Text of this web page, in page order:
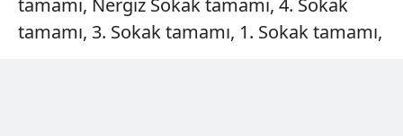
tamamı, 3. Sokak tamamı, 1. Sokak tamamı,